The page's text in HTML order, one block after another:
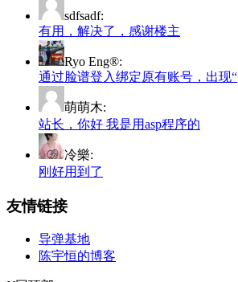
sdfsadf:
有用，解决了，感谢楼主
Ryo Eng®:
通过脸谱登入绑定原有账号，出现“
萌萌木:
站长，你好 我是用asp程序的
冷樂:
刚好用到了
友情链接
导弹基地
陈宇恒的博客